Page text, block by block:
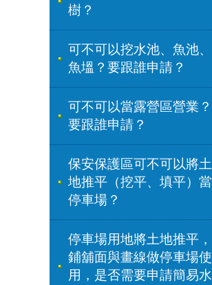
樹？
可不可以挖水池、魚池、
魚塭？要跟誰申請？
可不可以當露營區營業？
要跟誰申請？
保安保護區可不可以將土
地推平（挖平、填平）當
停車場？
停車場用地將土地推平，
鋪舖面與畫線做停車場使
用，是否需要申請簡易水